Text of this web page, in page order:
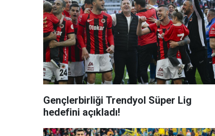
Gençlerbirliği Trendyol Süper Lig
hedefini açıkladı!